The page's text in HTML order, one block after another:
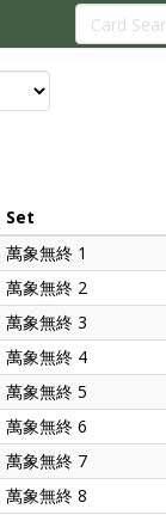
Set
萬象無終 1
萬象無終 2
萬象無終 3
萬象無終 4
萬象無終 5
萬象無終 6
萬象無終 7
萬象無終 8